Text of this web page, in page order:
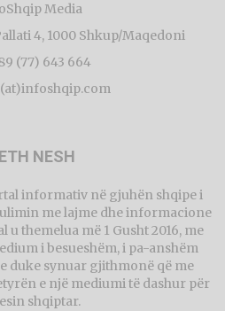
Media
4, 1000 Shkup/Maqedoni
(77) 643 664
NESH
informativ në gjuhën shqipe i
me lajme dhe informacione
u themelua më 1 Gusht 2016, me
i besueshëm, i pa-anshëm
duke synuar gjithmonë që me
e një mediumi të dashur për
shqiptar.